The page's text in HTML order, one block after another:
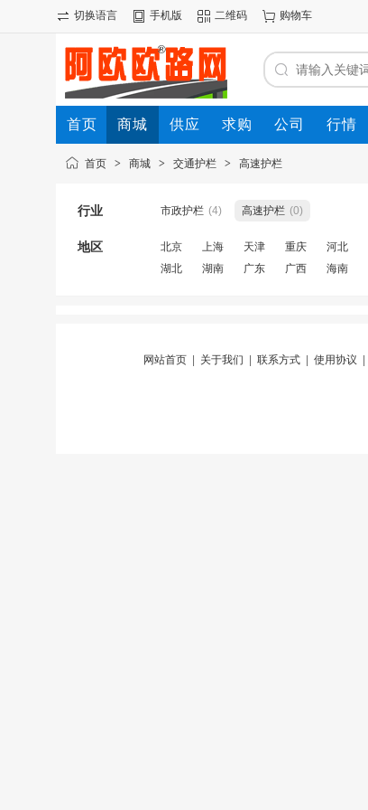
切换语言 手机版 二维码 购物车
首页 商城 供应 求购 公司 行情
首页 > 商城 > 交通护栏 > 高速护栏
行业 市政护栏 (4) 高速护栏 (0)
地区 北京 上海 天津 重庆 河北
湖北
湖南 广东 广西 海南
网站首页 关于我们 联系方式 使用协议